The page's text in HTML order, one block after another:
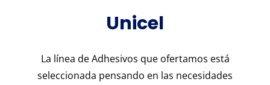
Unicel
La línea de Adhesivos que ofertamos está
seleccionada pensando en las necesidades